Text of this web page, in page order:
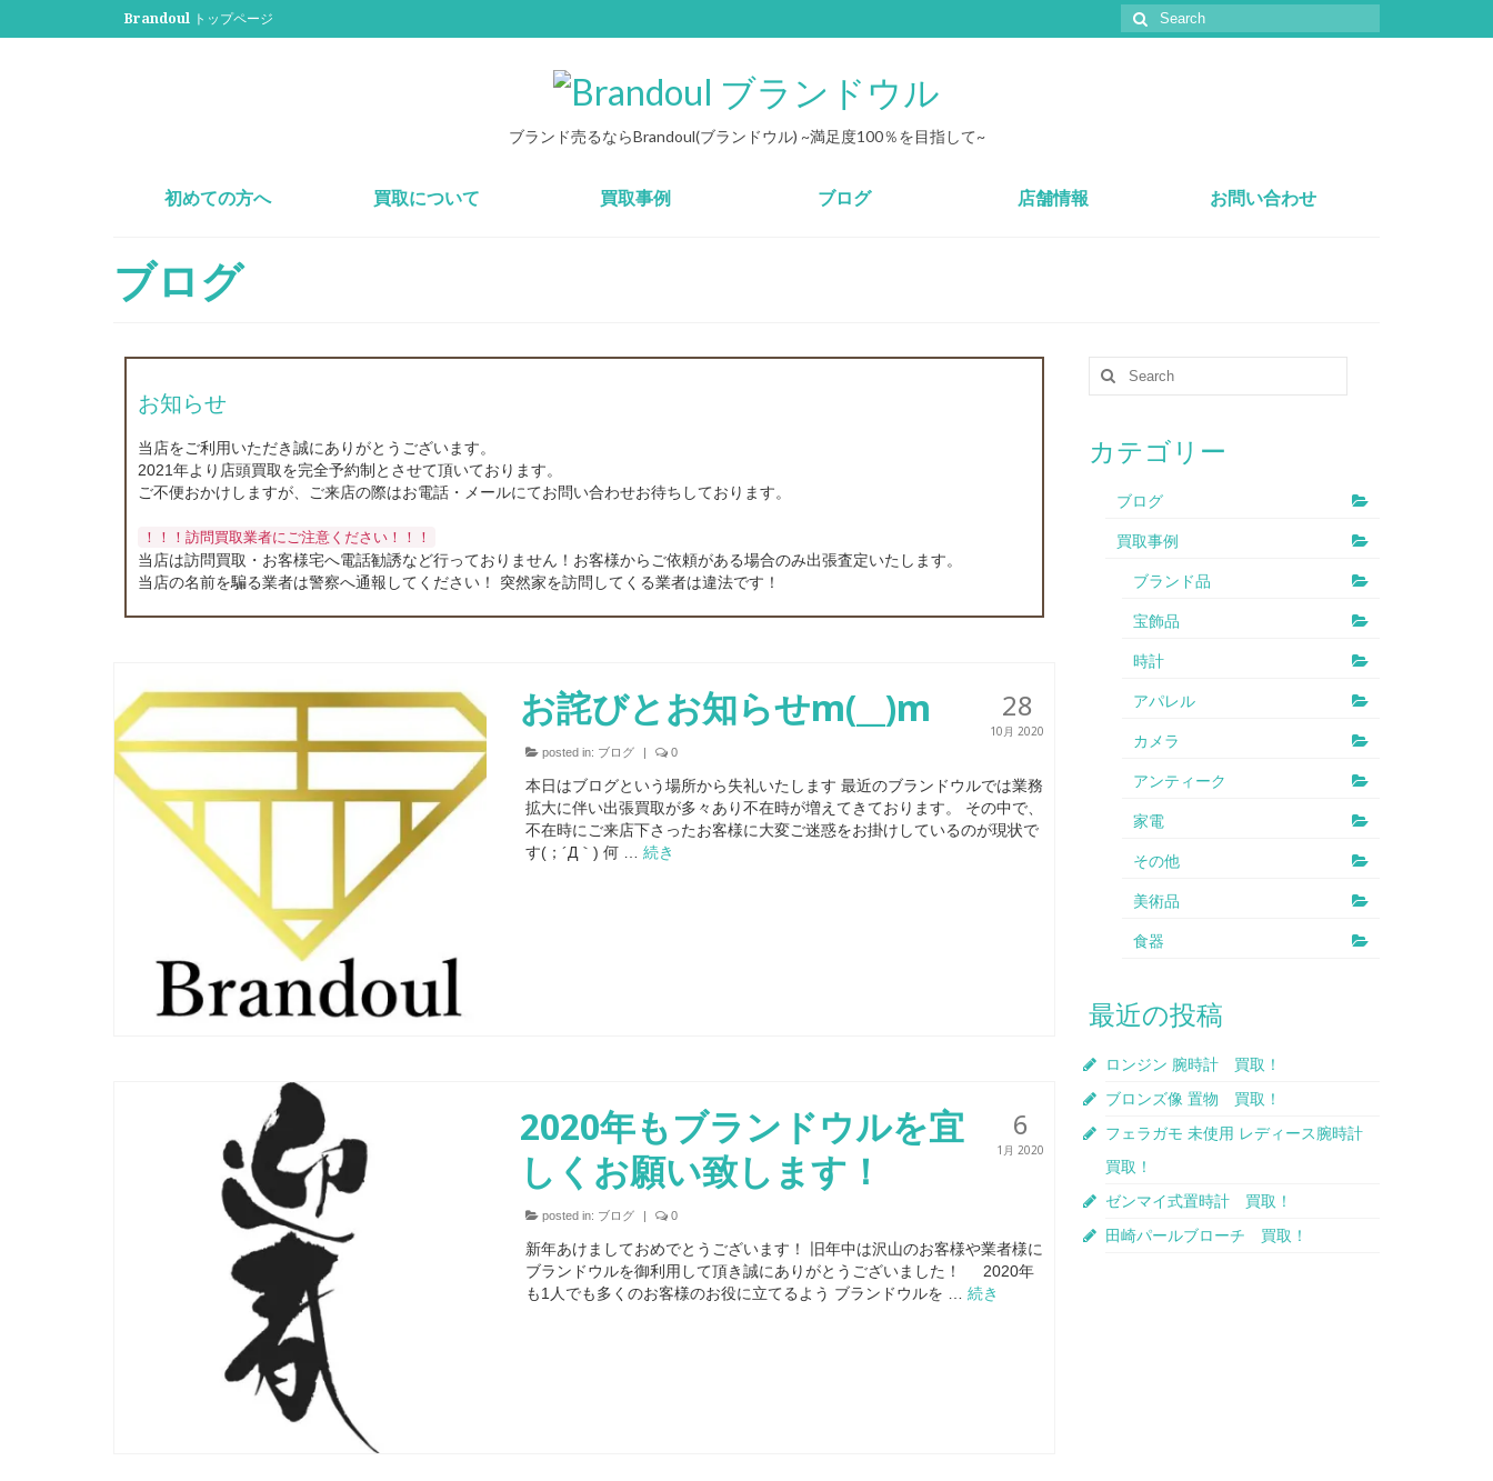
Brandoul トップページ
ブランド売るならBrandoul(ブランドウル) ~満足度100％を目指して~
初めての方へ 買取について 買取事例 ブログ 店舗情報 お問い合わせ
ブログ
お知らせ
当店をご利用いただき誠にありがとうございます。
2021年より店頭買取を完全予約制とさせて頂いております。
ご不便おかけしますが、ご来店の際はお電話・メールにてお問い合わせお待ちしております。
！！！訪問買取業者にご注意ください！！！
当店は訪問買取・お客様宅へ電話勧誘など行っておりません！お客様からご依頼がある場合のみ出張査定いたします。
当店の名前を騙る業者は警察へ通報してください！ 突然家を訪問してくる業者は違法です！
28
10月 2020
お詫びとお知らせm(__)m
posted in: ブログ | 0
本日はブログという場所から失礼いたします 最近のブランドウルでは業務
拡大に伴い出張買取が多々あり不在時が増えてきております。 その中で、
不在時にご来店下さったお客様に大変ご迷惑をお掛けしているのが現状で
す(；´Д｀) 何 … 続き
6
1月 2020
2020年もブランドウルを宜
しくお願い致します！
posted in: ブログ | 0
新年あけましておめでとうございます！ 旧年中は沢山のお客様や業者様に
ブランドウルを御利用して頂き誠にありがとうございました！ 2020年
も1人でも多くのお客様のお役に立てるよう ブランドウルを … 続き
カテゴリー
ブログ
買取事例
ブランド品
宝飾品
時計
アパレル
カメラ
アンティーク
家電
その他
美術品
食器
最近の投稿
ロンジン 腕時計 買取！
ブロンズ像 置物 買取！
フェラガモ 未使用 レディース腕時計
買取！
ゼンマイ式置時計 買取！
田崎パールブローチ 買取！